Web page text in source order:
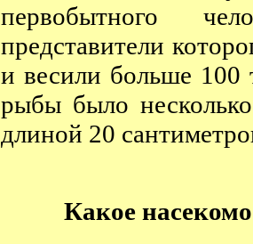
первобытного
представители
и весили больше
рыбы было
длиной 20
Какое